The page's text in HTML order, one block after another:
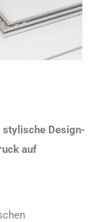
stylische Design-
auf